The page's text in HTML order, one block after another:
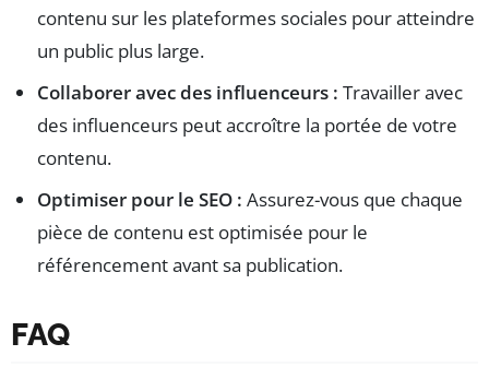
contenu sur les plateformes sociales pour atteindre
un public plus large.
Collaborer avec des influenceurs : Travailler avec
des influenceurs peut accroître la portée de votre
contenu.
Optimiser pour le SEO : Assurez-vous que chaque
pièce de contenu est optimisée pour le
référencement avant sa publication.
FAQ